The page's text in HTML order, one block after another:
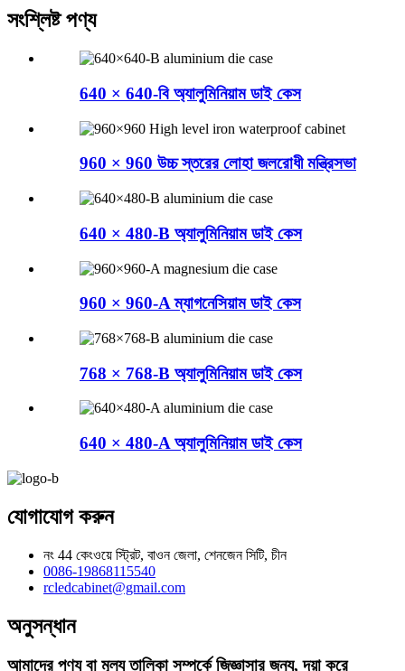
সংশ্লিষ্ট পণ্য
640 × 640-বি অ্যালুমিনিয়াম ডাই কেস
960 × 960 উচ্চ স্তরের লোহা জলরোধী মন্ত্রিসভা
640 × 480-B অ্যালুমিনিয়াম ডাই কেস
960 × 960-A ম্যাগনেসিয়াম ডাই কেস
768 × 768-B অ্যালুমিনিয়াম ডাই কেস
640 × 480-A অ্যালুমিনিয়াম ডাই কেস
যোগাযোগ করুন
নং 44 কেংওয়ে স্ট্রিট, বাওন জেলা, শেনজেন সিটি, চীন
0086-19868115540
rcledcabinet@gmail.com
অনুসন্ধান
আমাদের পণ্য বা মূল্য তালিকা সম্পর্কে জিজ্ঞাসার জন্য, দয়া করে